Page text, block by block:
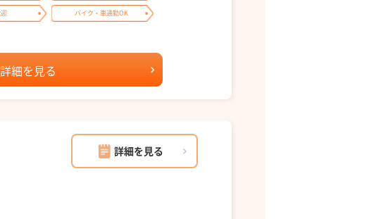
バイク・車通勤OK
細を見る
詳細を見る